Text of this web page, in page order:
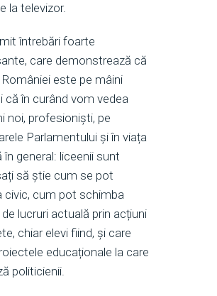
la televizor.
întrebări foarte
care demonstrează că
este pe mâini
că în curând vom vedea
noi, profesioniști, pe
Parlamentului și în viața
în general: liceenii sunt
să știe cum se pot
civic, cum pot schimba
lucruri actuală prin acțiuni
chiar elevi fiind, și care
educaționale la care
politicienii.